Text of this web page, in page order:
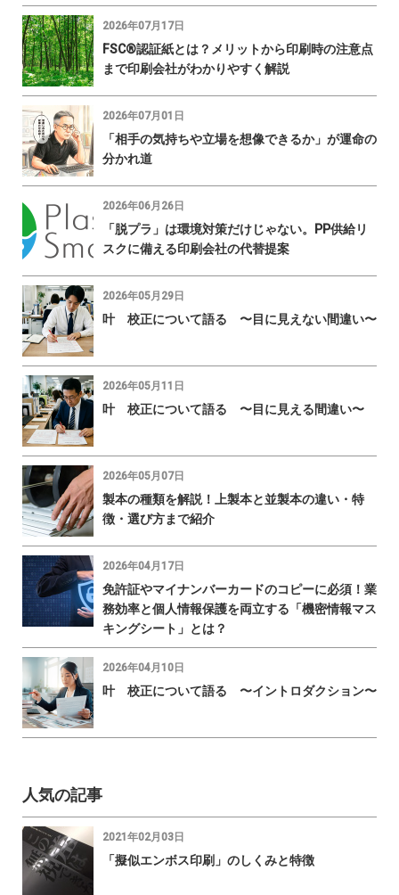
2026年07月17日
FSC®認証紙とは？メリットから印刷時の注意点
まで印刷会社がわかりやすく解説
2026年07月01日
「相手の気持ちや立場を想像できるか」が運命の
分かれ道
2026年06月26日
「脱プラ」は環境対策だけじゃない。PP供給リ
スクに備える印刷会社の代替提案
2026年05月29日
叶 校正について語る 〜目に見えない間違い〜
2026年05月11日
叶 校正について語る 〜目に見える間違い〜
2026年05月07日
製本の種類を解説！上製本と並製本の違い・特
徴・選び方まで紹介
2026年04月17日
免許証やマイナンバーカードのコピーに必須！業
務効率と個人情報保護を両立する「機密情報マス
キングシート」とは？
2026年04月10日
叶 校正について語る 〜イントロダクション〜
人気の記事
2021年02月03日
「擬似エンボス印刷」のしくみと特徴